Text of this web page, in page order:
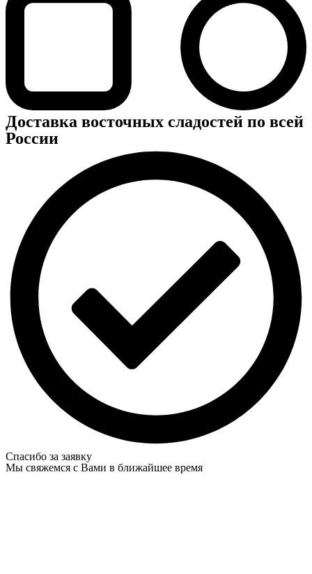
Доставка восточных сладостей по всей
России
Спасибо за заявку
Мы свяжемся с Вами в ближайшее время